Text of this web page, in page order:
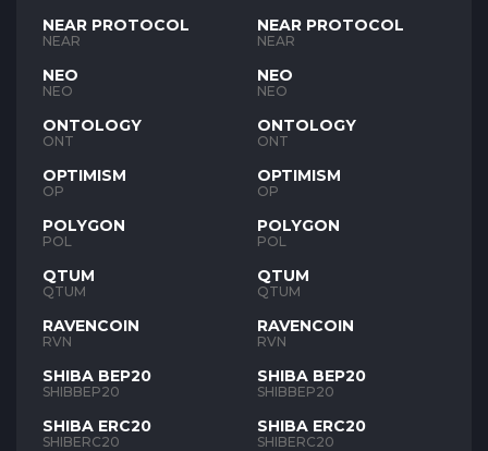
NEAR PROTOCOL
NEAR
NEO
NEO
ONTOLOGY
ONT
OPTIMISM
OP
POLYGON
POL
QTUM
QTUM
RAVENCOIN
RVN
SHIBA BEP20
SHIBBEP20
SHIBA ERC20
SHIBERC20
NEAR PROTOCOL
NEAR
NEO
NEO
ONTOLOGY
ONT
OPTIMISM
OP
POLYGON
POL
QTUM
QTUM
RAVENCOIN
RVN
SHIBA BEP20
SHIBBEP20
SHIBA ERC20
SHIBERC20